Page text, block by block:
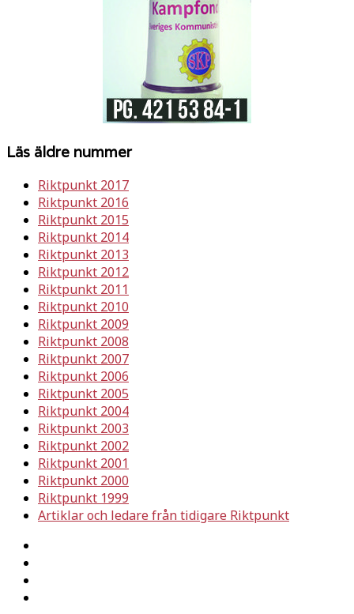
Läs äldre nummer
Riktpunkt 2017
Riktpunkt 2016
Riktpunkt 2015
Riktpunkt 2014
Riktpunkt 2013
Riktpunkt 2012
Riktpunkt 2011
Riktpunkt 2010
Riktpunkt 2009
Riktpunkt 2008
Riktpunkt 2007
Riktpunkt 2006
Riktpunkt 2005
Riktpunkt 2004
Riktpunkt 2003
Riktpunkt 2002
Riktpunkt 2001
Riktpunkt 2000
Riktpunkt 1999
Artiklar och ledare från tidigare Riktpunkt